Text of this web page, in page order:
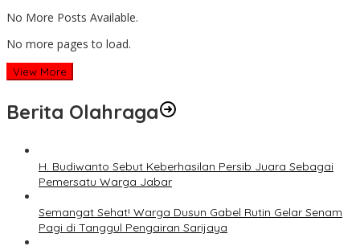
No More Posts Available.
No more pages to load.
View More
Berita Olahraga
H. Budiwanto Sebut Keberhasilan Persib Juara Sebagai
Pemersatu Warga Jabar
Semangat Sehat! Warga Dusun Gabel Rutin Gelar Senam
Pagi di Tanggul Pengairan Sarijaya